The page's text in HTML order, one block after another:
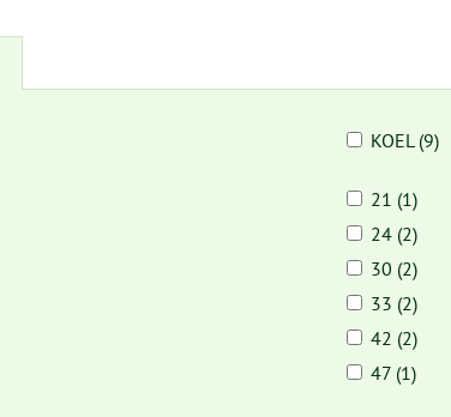
KOEL (9)
21 (1)
24 (2)
30 (2)
33 (2)
42 (2)
47 (1)